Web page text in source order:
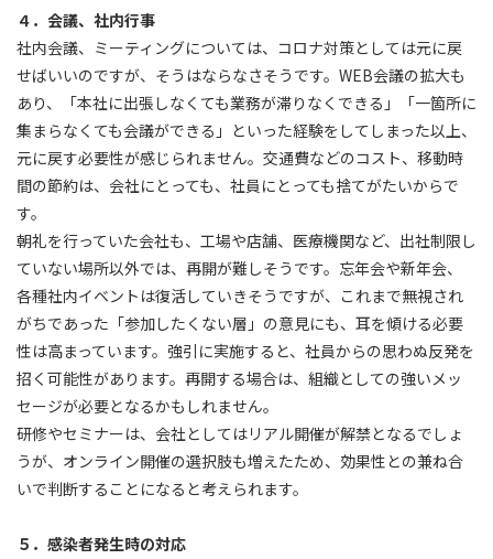
４．会議、社内行事
社内会議、ミーティングについては、コロナ対策としては元に戻
せばいいのですが、そうはならなさそうです。WEB会議の拡大も
あり、「本社に出張しなくても業務が滞りなくできる」「一箇所に
集まらなくても会議ができる」といった経験をしてしまった以上、
元に戻す必要性が感じられません。交通費などのコスト、移動時
間の節約は、会社にとっても、社員にとっても捨てがたいからで
す。
朝礼を行っていた会社も、工場や店舗、医療機関など、出社制限し
ていない場所以外では、再開が難しそうです。忘年会や新年会、
各種社内イベントは復活していきそうですが、これまで無視され
がちであった「参加したくない層」の意見にも、耳を傾ける必要
性は高まっています。強引に実施すると、社員からの思わぬ反発を
招く可能性があります。再開する場合は、組織としての強いメッ
セージが必要となるかもしれません。
研修やセミナーは、会社としてはリアル開催が解禁となるでしょ
うが、オンライン開催の選択肢も増えたため、効果性との兼ね合
いで判断することになると考えられます。
５．感染者発生時の対応